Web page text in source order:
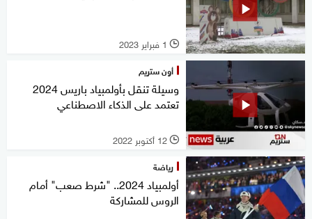
l 1 فبراير 2023
أون ستريم
وسيلة تنقل بأولمبياد باريس 2024
تعتمد على الذكاء الاصطناعي
l 12 أكتوبر 2022
رياضة
أولمبياد 2024.. "شرط صعب" أمام
الروس للمشاركة